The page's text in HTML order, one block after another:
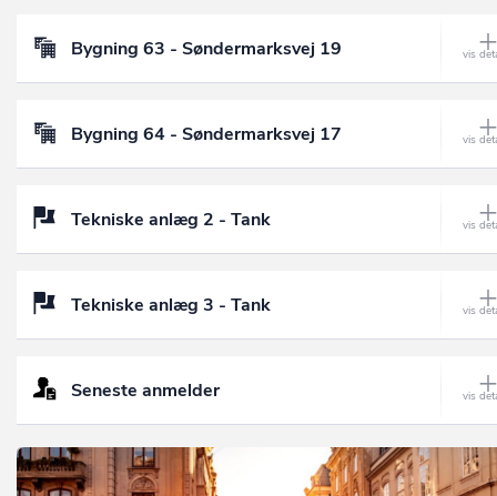
Bygning 63 - Søndermarksvej 19
Bygning 64 - Søndermarksvej 17
Tekniske anlæg 2 - Tank
Tekniske anlæg 3 - Tank
Seneste anmelder